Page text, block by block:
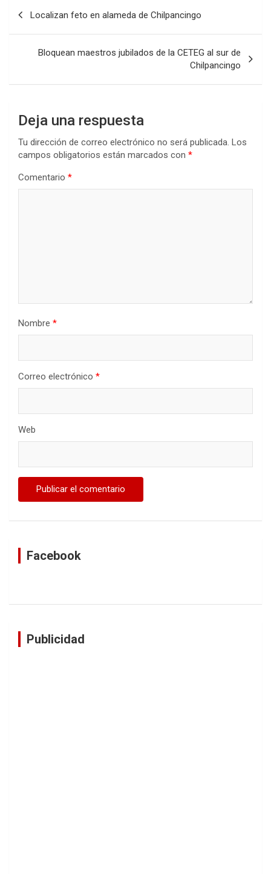
Localizan feto en alameda de Chilpancingo
Bloquean maestros jubilados de la CETEG al sur de
Chilpancingo
Deja una respuesta
Tu dirección de correo electrónico no será publicada. Los
campos obligatorios están marcados con *
Comentario *
Nombre *
Correo electrónico *
Web
Facebook
Publicidad